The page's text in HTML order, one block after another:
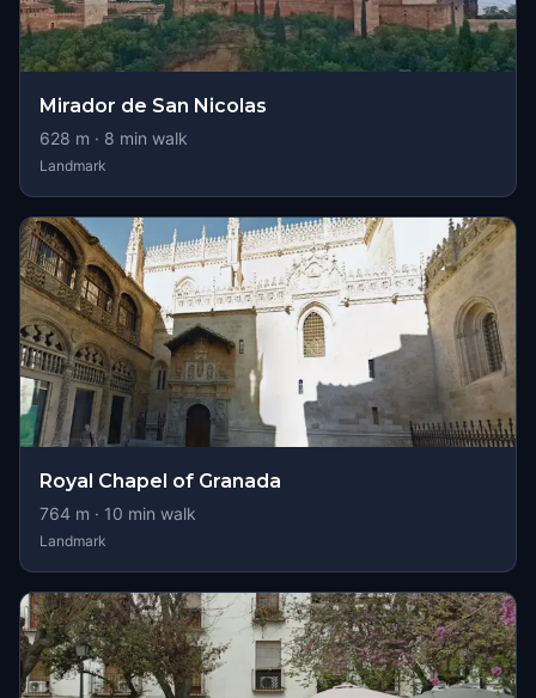
Mirador de San Nicolas
628 m · 8 min walk
Landmark
Royal Chapel of Granada
764 m · 10 min walk
Landmark